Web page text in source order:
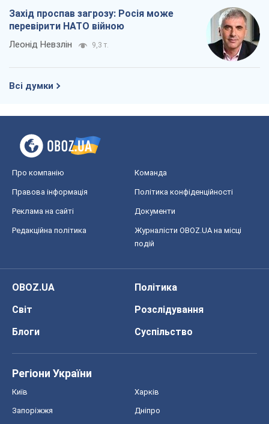
Захід проспав загрозу: Росія може
перевірити НАТО війною
Леонід Невзлін 9,3 т.
Всі думки
Про компанію Команда
Правова інформація Політика конфіденційності
Реклама на сайті Документи
Редакційна політика
Журналісти OBOZ.UA на місці
подій
OBOZ.UA
Політика
Світ
Розслідування
Блоги
Суспільство
Регіони України
Київ Харків
Запоріжжя Дніпро